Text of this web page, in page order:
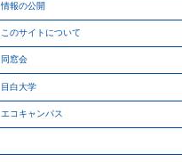
情報の公開
このサイトについて
同窓会
目白大学
エコキャンパス